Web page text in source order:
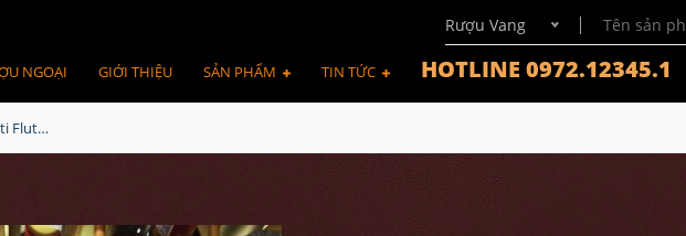
Rượu Vang
NGOẠI GIỚI THIỆU SẢN PHẨM TIN TỨC HOTLINE 0972.12345.1
Rượu Vang Casa Burti Flute Millesimato